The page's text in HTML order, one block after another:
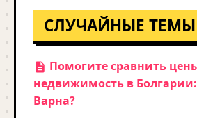
СЛУЧАЙНЫЕ ТЕМЫ
Помогите сравнить
недвижимость в
Варна?